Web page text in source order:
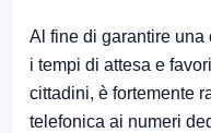
Al fine di garantire una
i tempi di attesa e
cittadini, è fortemente
telefonica ai numeri